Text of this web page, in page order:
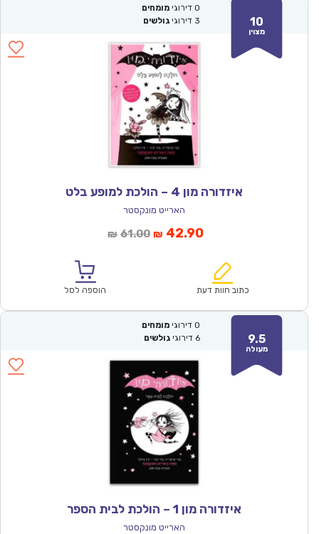
10
מצוין
0 דירוגי מומחים
3 דירוגי גולשים
איזדורה מון 4 – הולכת למופע בלט
הארייט מונקסטר
₪ 61.00המחיר
₪61.00.
₪ 42.90המחיר
הוא:
כתוב חוות דעת הוספה לסל
9.5
מעולה
0 דירוגי מומחים
6 דירוגי גולשים
איזדורה מון 1 – הולכת לבית הספר
הארייט מונקסטר